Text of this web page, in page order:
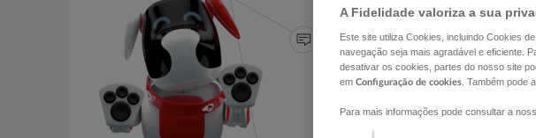
TEMOS
ESCLARECER AS
A Fidelidade valoriza a sua
Este site utiliza Cookies, incluindo Cookies
navegação seja mais agradável e eficiente.
desativar os cookies, partes do nosso site
em Configuração de cookies . Também pode
Para mais informações pode consultar a